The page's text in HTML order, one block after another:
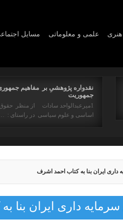
مسايل علمی و معلوماتی
نقدواره پژوهشیِ بر مفاهیم
جمهوریت
1میرعبدالواحد سادات از منظر حقوق
اساسی و علوم سیاسی در راستای :
داری ایران بنا به کتاب احمد اشرف
سرمایه داری ایران بنا